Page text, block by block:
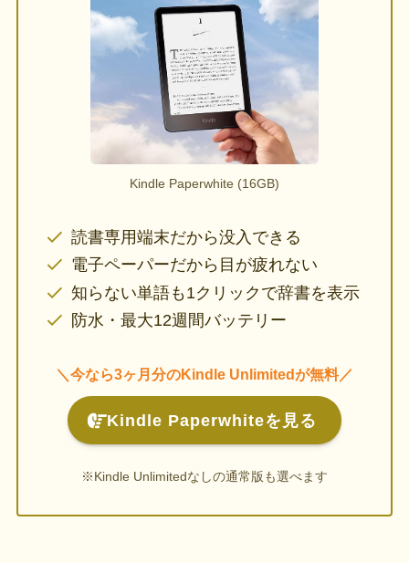
Kindle Paperwhite (16GB)
読書専用端末だから没入できる
電子ペーパーだから目が疲れない
知らない単語も1クリックで辞書を表示
防水・最大12週間バッテリー
＼今なら3ヶ月分のKindle Unlimitedが無料／
Kindle Paperwhiteを見る
※Kindle Unlimitedなしの通常版も選べます